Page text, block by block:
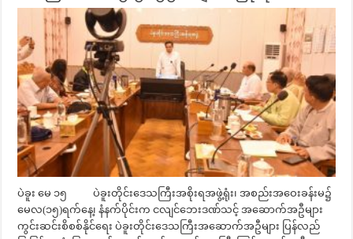
ပဲခူး မေ ၁၅ ပဲခူးတိုင်းဒေသကြီးအစိုးရအဖွဲ့ရုံး၊ အစည်းအဝေးခန်းမ၌
မေလ(၁၅)ရက်နေ့၊ နံနက်ပိုင်းက ငလျင်ဘေးဒဏ်သင့် အဆောက်အဦများ
ကွင်းဆင်းစိစစ်နိုင်ရေး ပဲခူးတိုင်းဒေသကြီးအဆောက်အဦများ ပြန်လည်